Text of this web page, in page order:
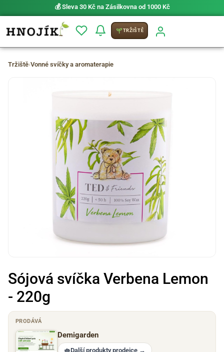
💰 Sleva 30 Kč na Zásilkovna od 1000 Kč
TRŽIŠTĚ
Tržiště›Vonné svíčky a aromaterapie
Sójová svíčka Verbena Lemon
- 220g
PRODÁVÁ
Demigarden
🧺Další produkty prodejce →